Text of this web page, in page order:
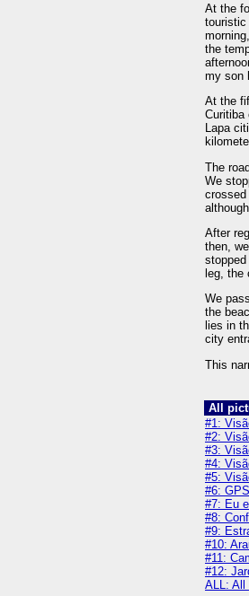
At the
touristic
the
my son
At the
Curitiba
Lapa
The
We
crossed
After
then,
leg, the
We
the
lies in
city
This
All
#1:
#2:
#3:
#4:
#5:
#6: GPS
#7: Eu
#8:
#9:
#10:
#11:
#12:
ALL: All